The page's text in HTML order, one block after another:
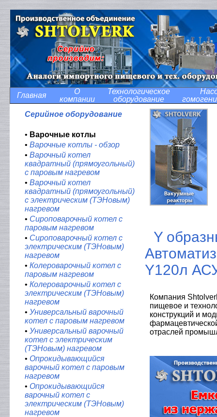
Главная
О
компании
Технологическое
оборудование
Серийное оборудование
• Варочные котлы
• Варочные котлы - обзор
• Варочный котел
квадратный (прямоугольный)
с паровым нагревом
• Варочный котел
квадратный (прямоугольный)
с электрическим (ТЭНовым)
нагревом
• Сироповарочный котел с
паровым нагревом
• Сироповарочный котел с
электрическим (ТЭНовым)
нагревом
• Колероварочный котел с
паровым нагревом
• Колероварочный котел с
электрическим (ТЭНовым)
нагревом
• Универсальный варочный
котел с паровым нагревом
• Универсальный варочный
котел с электрическим
(ТЭНовым) нагревом
• Опрокидывающийся
варочный котел с паровым
нагревом
• Опрокидывающийся
варочный котел с
электрическим (ТЭНовым)
нагревом
Y
Y120л
Компания
пищевое и
конструкций и
отраслей